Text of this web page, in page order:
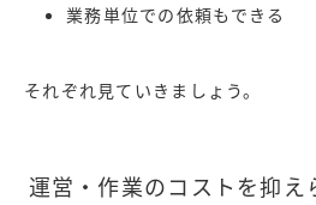
業務単位での依頼もできる
それぞれ見ていきましょう。
運営・作業のコストを抑え